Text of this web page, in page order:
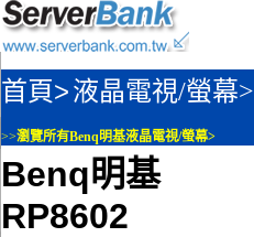
首頁>液晶電視/螢幕>
>>瀏覽所有Benq明基液晶電視/螢幕>
Benq明基
RP8602